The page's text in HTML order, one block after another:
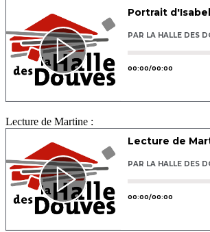
Lecture de Martine :